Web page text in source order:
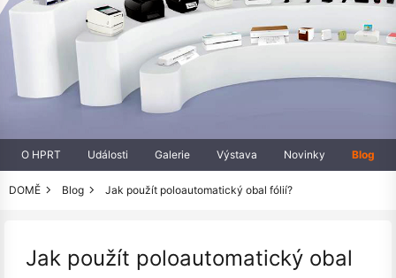
O HPRT Události Galerie Výstava Novinky Blog
DOMĚ Blog Jak použít poloautomatický obal fólií?
Jak použít poloautomatický obal